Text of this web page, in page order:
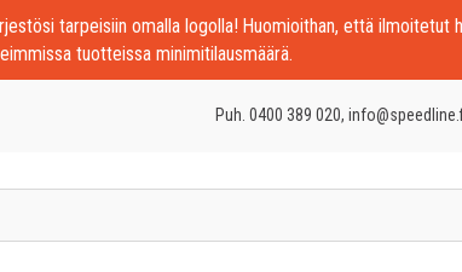
tarpeisiin omalla logolla! Huomioithan, että ilmoitetut
tuotteissa minimitilausmäärä.
Puh. 0400 389 020,